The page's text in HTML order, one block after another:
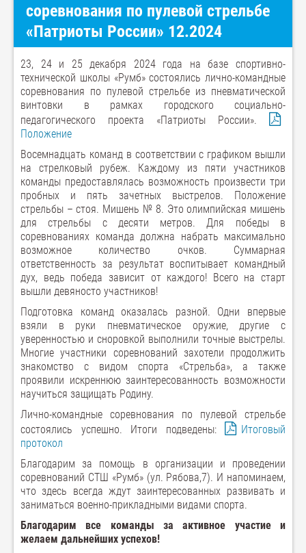
соревнования по пулевой стрельбе
«Патриоты России» 12.2024
23, 24 и 25 декабря 2024 года на базе спортивно-
технической школы «Румб» состоялись лично-командные
соревнования по пулевой стрельбе из пневматической
винтовки в рамках городского социально-
педагогического проекта «Патриоты России».
Положение
Восемнадцать команд в соответствии с графиком вышли
на стрелковый рубеж. Каждому из пяти участников
команды предоставлялась возможность произвести три
пробных и пять зачетных выстрелов. Положение
стрельбы – стоя. Мишень № 8. Это олимпийская мишень
для стрельбы с десяти метров. Для победы в
соревнованиях команда должна набрать максимально
возможное количество очков. Суммарная
ответственность за результат воспитывает командный
дух, ведь победа зависит от каждого! Всего на старт
вышли девяносто участников!
Подготовка команд оказалась разной. Одни впервые
взяли в руки пневматическое оружие, другие с
уверенностью и сноровкой выполнили точные выстрелы.
Многие участники соревнований захотели продолжить
знакомство с видом спорта «Стрельба», а также
проявили искреннюю заинтересованность возможности
научиться защищать Родину.
Лично-командные соревнования по пулевой стрельбе
состоялись успешно. Итоги подведены:
Итоговый
протокол
Благодарим за помощь в организации и проведении
соревнований СТШ «Румб» (ул. Рябова,7). И напоминаем,
что здесь всегда ждут заинтересованных развивать и
заниматься военно-прикладными видами спорта.
Благодарим все команды за активное участие и
желаем дальнейших успехов!